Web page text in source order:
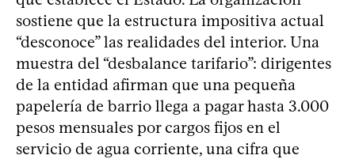
sostiene que la estructura impositiva actual
“desconoce” las realidades del interior. Una
muestra del “desbalance tarifario”: dirigentes
de la entidad afirman que una pequeña
papelería de barrio llega a pagar hasta 3.000
pesos mensuales por cargos fijos en el
servicio de agua corriente, una cifra que